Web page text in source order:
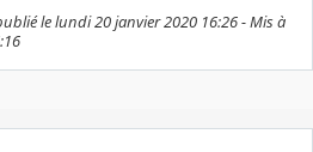
le lundi 20 janvier 2020 16:26 - Mis à